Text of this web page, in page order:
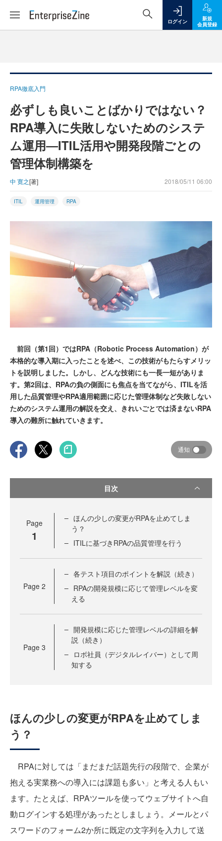
ログイン
新規
会員登録
RPA徹底入門
必ずしも良いことばかりではない？
RPA導入に失敗しないためのシステ
ム運用―ITIL活用や開発段階ごとの
管理体制構築を
中 寛之[著] 2018/05/11 06:00
ITIL 運用管理 RPA
前回（第1回）ではRPA（Robotic Process Automation）が
本格的な導入期に入ったことを述べ、この技術がもたらすメリッ
トを説明しました。しかし、どんな技術にも一長一短がありま
す。第2回は、RPAの負の側面にも焦点を当てながら、ITILを活
用した品質管理やRPA適用範囲に応じた管理体制など失敗しない
ためのシステム運用の解説を交え、きれいごとでは済まないRPA
導入の難所に触れていきます。
通知
目次
Page
1
ほんの少しの変更がRPAを止めてしま
う？
ITILに基づきRPAの品質管理を行う
Page 2
各テスト項目のポイントを解説（続き）
RPAの開発規模に応じて管理レベルを変
える
Page 3
開発規模に応じた管理レベルの詳細を解
説（続き）
ロボ社員（デジタルレイバー）として周
知する
ほんの少しの変更がRPAを止めてしま
う？
RPAに対しては「まだまだ話題先行の段階で、企業が
抱える実業務への導入には課題も多い」と考える人もい
ます。たとえば、RPAツールを使ってウェブサイトへ自
動ログインする処理があったとしましょう。メールとパ
スワードのフォーム2か所に既定の文字列を入力して送